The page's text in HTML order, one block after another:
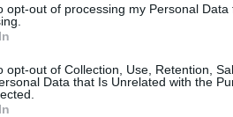
opt-out of processing my Personal Data
opt-out of Collection, Use, Retention,
Data that Is Unrelated with the
protothema.gr στο Google
Ειδήσειςαπό την
στο